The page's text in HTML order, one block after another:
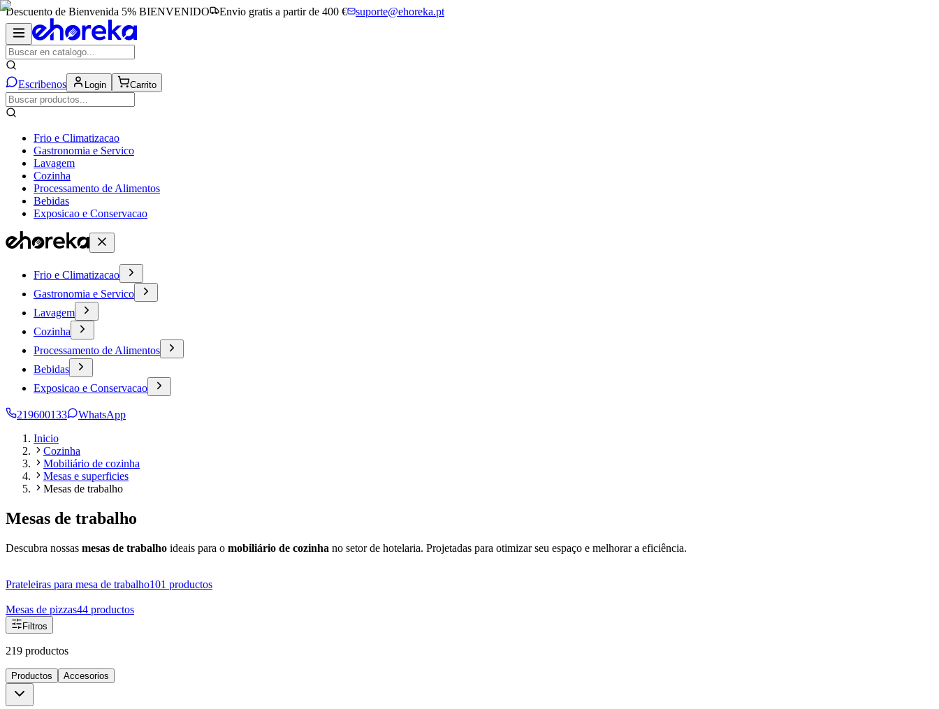
Descuento de Bienvenida 5% BIENVENIDO Envio gratis a partir de 400 € suporte@ehoreka.pt
Escribenos Login Carrito
Frio e Climatizacao
Gastronomia e Servico
Lavagem
Cozinha
Processamento de Alimentos
Bebidas
Exposicao e Conservacao
Frio e Climatizacao
Gastronomia e Servico
Lavagem
Cozinha
Processamento de Alimentos
Bebidas
Exposicao e Conservacao
219600133
WhatsApp
Inicio
Cozinha
Mobiliário de cozinha
Mesas e superficies
Mesas de trabalho
Mesas de trabalho
Descubra nossas mesas de trabalho ideais para o mobiliário de cozinha no setor de hotelaria. Projetadas para otimizar seu espaço e melhorar a eficiência.
Prateleiras para mesa de trabalho101 productos
Mesas de pizzas44 productos
Filtros
219 productos
Productos Accesorios